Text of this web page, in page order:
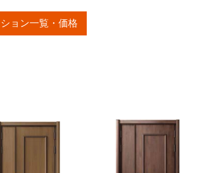
ョン一覧・価格